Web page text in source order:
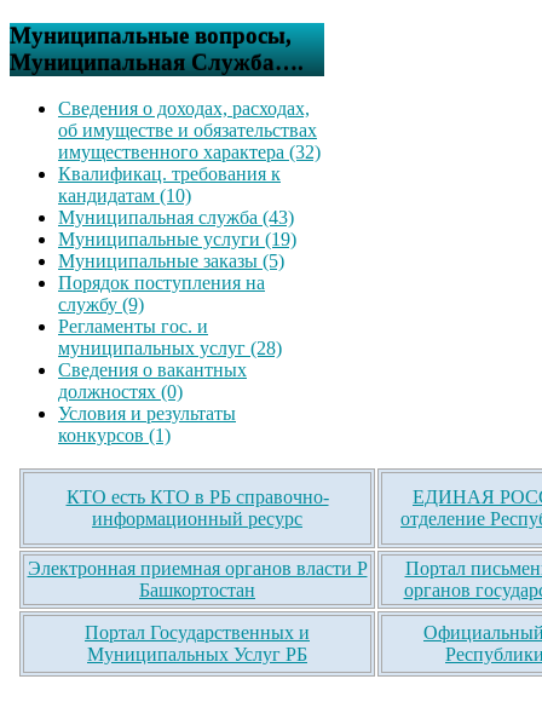
Муниципальные вопросы,
Муниципальная Служба….
Сведения о доходах, расходах,
об имуществе и обязательствах
имущественного характера (32)
Квалификац. требования к
кандидатам (10)
Муниципальная служба (43)
Муниципальные услуги (19)
Муниципальные заказы (5)
Порядок поступления на
службу (9)
Регламенты гос. и
муниципальных услуг (28)
Сведения о вакантных
должностях (0)
Условия и результаты
конкурсов (1)
КТО есть КТО в РБ справочно-
информационный ресурс
ЕДИНАЯ
отделение
Электронная приемная органов власти Р
Башкортостан
Портал
органов
Портал Государственных и
Муниципальных Услуг РБ
Официальный